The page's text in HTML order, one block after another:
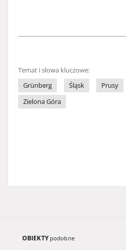
Temat i słowa kluczowe:
Grünberg
Śląsk Prusy
Zielona Góra
OBIEKTY podobne